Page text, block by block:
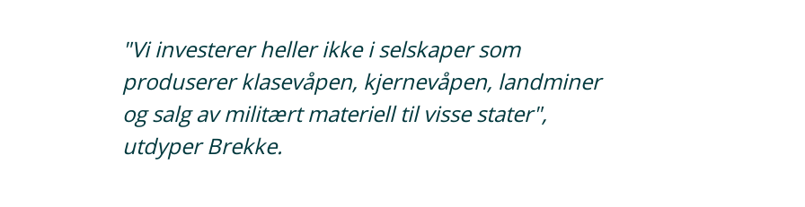
"Vi investerer heller ikke i selskaper som
produserer klasevåpen, kjernevåpen, landminer
og salg av militært materiell til visse stater",
utdyper Brekke.